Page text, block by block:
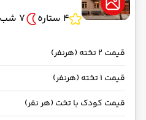
4 ستاره
7 شب
قیمت 2 تخته (هرنفر)
قیمت 1 تخته (هرنفر)
قیمت کودک با تخت (هر نفر)